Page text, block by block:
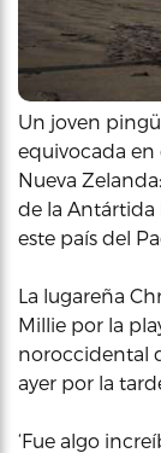
Un joven
equivocada en
Nueva
de la Antártida
este país del
La lugareña
Millie por la
noroccidental
ayer por la
‘Fue algo